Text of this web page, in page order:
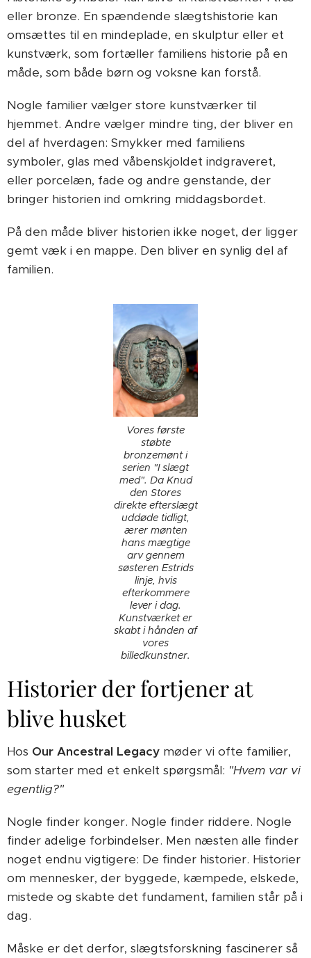
eller bronze. En spændende slægtshistorie kan
omsættes til en mindeplade, en skulptur eller et
kunstværk, som fortæller familiens historie på en
måde, som både børn og voksne kan forstå.
Nogle familier vælger store kunstværker til
hjemmet. Andre vælger mindre ting, der bliver en
del af hverdagen: Smykker med familiens
symboler, glas med våbenskjoldet indgraveret,
eller porcelæn, fade og andre genstande, der
bringer historien ind omkring middagsbordet.
På den måde bliver historien ikke noget, der ligger
gemt væk i en mappe. Den bliver en synlig del af
familien.
Vores første
støbte
bronzemønt i
serien "I slægt
med". Da Knud
den Stores
direkte efterslægt
uddøde tidligt,
ærer mønten
hans mægtige
arv gennem
søsteren Estrids
linje, hvis
efterkommere
lever i dag.
Kunstværket er
skabt i hånden af
vores
billedkunstner.
Historier der fortjener at
blive husket
Hos Our Ancestral Legacy møder vi ofte familier,
som starter med et enkelt spørgsmål: "Hvem var vi
egentlig?"
Nogle finder konger. Nogle finder riddere. Nogle
finder adelige forbindelser. Men næsten alle finder
noget endnu vigtigere: De finder historier. Historier
om mennesker, der byggede, kæmpede, elskede,
mistede og skabte det fundament, familien står på i
dag.
Måske er det derfor, slægtsforskning fascinerer så